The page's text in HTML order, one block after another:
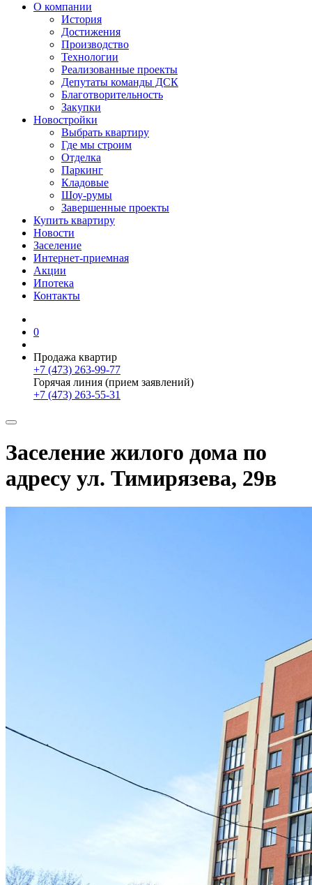
О компании
История
Достижения
Производство
Технологии
Реализованные проекты
Депутаты команды ДСК
Благотворительность
Закупки
Новостройки
Выбрать квартиру
Где мы строим
Отделка
Паркинг
Кладовые
Шоу-румы
Завершенные проекты
Купить квартиру
Новости
Заселение
Интернет-приемная
Акции
Ипотека
Контакты
0
Продажа квартир
+7 (473) 263-99-77
Горячая линия (прием заявлений)
+7 (473) 263-55-31
Заселение жилого дома по
адресу ул. Тимирязева, 29в